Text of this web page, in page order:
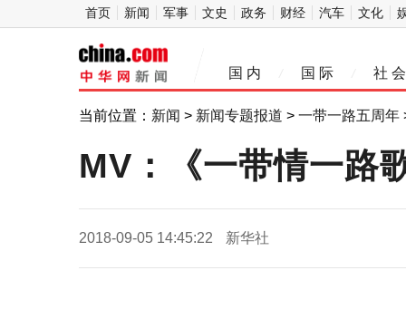
首页 新闻 军事 文史 政务 财经 汽车 文化
中
华网
国 内 国 际 社 会
当前位置： 新闻 > 新闻专题报道 > 一带一路五周年
MV：《一带情一路
2018-09-05 14:45:22 新华社